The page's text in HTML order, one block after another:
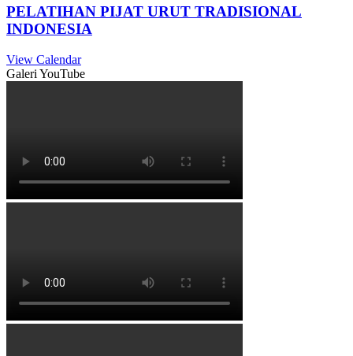
PELATIHAN PIJAT URUT TRADISIONAL
INDONESIA
View Calendar
Galeri YouTube